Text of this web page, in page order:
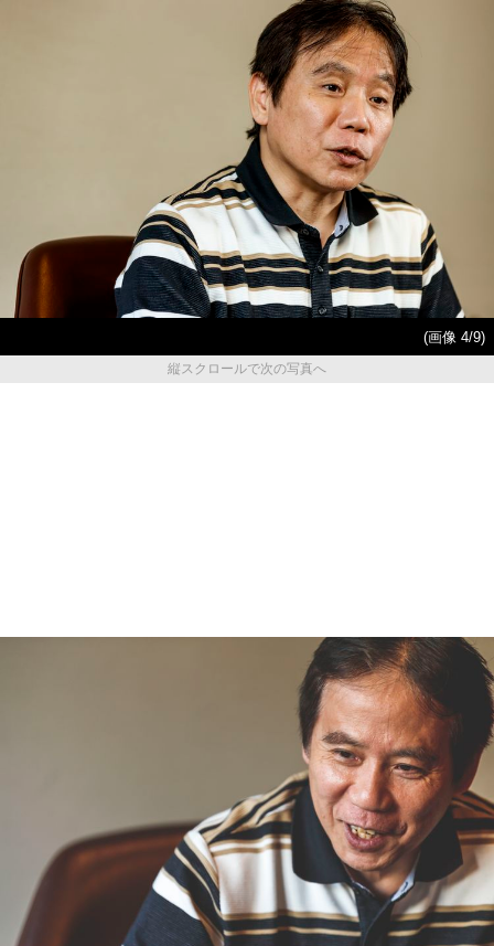
(画像 4/9)
縦スクロールで次の写真へ